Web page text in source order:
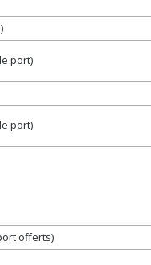
port)
port)
offerts)